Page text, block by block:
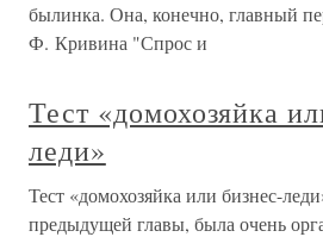
былинка. Она, конечно, главный
Ф. Кривина "Спрос и
Тест «домохозяйка
леди»
Тест «домохозяйка или бизнес-
предыдущей главы, была очень